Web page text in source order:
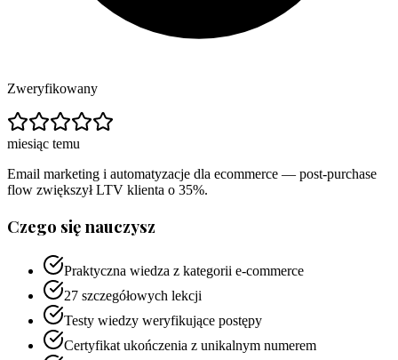
Zweryfikowany
miesiąc temu
Email marketing i automatyzacje dla ecommerce — post-purchase
flow zwiększył LTV klienta o 35%.
Czego się nauczysz
Praktyczna wiedza z kategorii e-commerce
27 szczegółowych lekcji
Testy wiedzy weryfikujące postępy
Certyfikat ukończenia z unikalnym numerem